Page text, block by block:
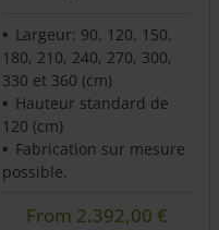
Largeur: 90, 120, 150,
180, 210, 240, 270, 300,
330 et 360 (cm)
Hauteur standard de
120 (cm)
Fabrication sur mesure
possible.
From 2.392,00 €